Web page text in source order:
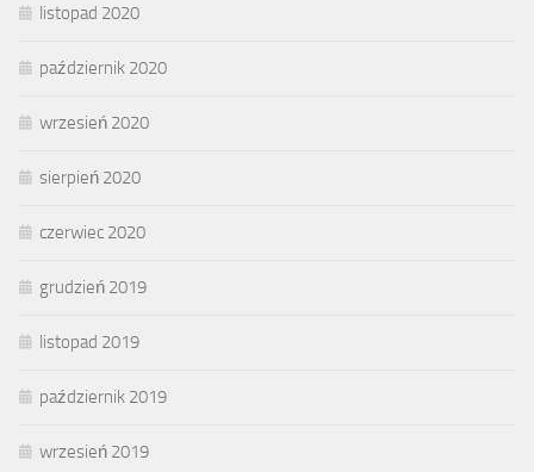
listopad 2020
październik 2020
wrzesień 2020
sierpień 2020
czerwiec 2020
grudzień 2019
listopad 2019
październik 2019
wrzesień 2019